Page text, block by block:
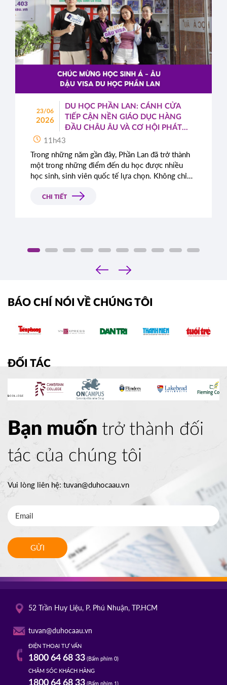
23/06
2026
DU HỌC PHẦN LAN: CÁNH CỬA
TIẾP CẬN NỀN GIÁO DỤC HÀNG
ĐẦU CHÂU ÂU VÀ CƠ HỘI PHÁT
TRIỂN TOÀN CẦU
11h43
Trong những năm gần đây, Phần Lan đã trở thành
một trong những điểm đến du học được nhiều
học sinh, sinh viên quốc tế lựa chọn. Không chỉ
quốc gia Bắc Âu này còn được đánh giá cao nhờ
CHI TIẾT
‹
›
BÁO CHÍ NÓI VỀ CHÚNG TÔI
ĐỐI TÁC
Bạn muốn trở thành đối
tác của chúng tôi
Vui lòng liên hệ:tuvan@duhocaau.vn
GỬI
52 Trần Huy Liệu, P. Phú Nhuận, TP.HCM
tuvan@duhocaau.vn
ĐIỆN THOẠI TƯ VẤN
1800 64 68 33(Bấm phím 0)
CHĂM SÓC KHÁCH HÀNG
1800 64 68 33(Bấm phím 1)